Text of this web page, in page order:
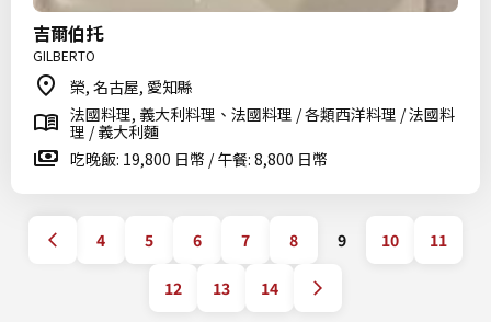
吉爾伯托
GILBERTO
榮, 名古屋, 愛知縣
法國料理, 義大利料理、法國料理 / 各類西洋料理 / 法國料
理 / 義大利麵
吃晚飯: 19,800 日幣 / 午餐: 8,800 日幣
4 5 6 7 8 9 10 11
12 13 14